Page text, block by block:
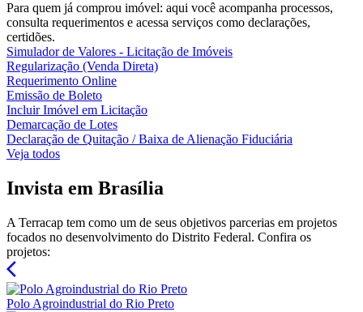
Para quem já comprou imóvel: aqui você acompanha processos,
consulta requerimentos e acessa serviços como declarações,
certidões.
Simulador de Valores - Licitação de Imóveis
Regularização (Venda Direta)
Requerimento Online
Emissão de Boleto
Incluir Imóvel em Licitação
Demarcação de Lotes
Declaração de Quitação / Baixa de Alienação Fiduciária
Veja todos
Invista em Brasília
A Terracap tem como um de seus objetivos parcerias em projetos
focados no desenvolvimento do Distrito Federal. Confira os
projetos:
arrow_back_ios
Polo Agroindustrial do Rio Preto